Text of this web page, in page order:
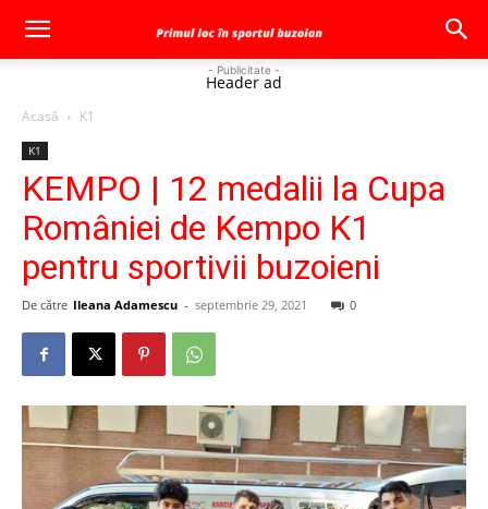
- Publicitate -
Header ad
Acasă K1
K1
KEMPO | 12 medalii la Cupa
României de Kempo K1
pentru sportivii buzoieni
De către Ileana Adamescu - septembrie 29, 2021 0